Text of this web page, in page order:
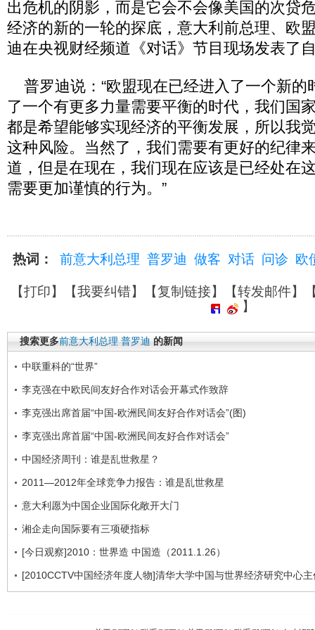
出危机的阴影，而是它会不会像美国的次贷
经济的新的一轮的探底，意大利前总理、欧
迪在央视财经频道《对话》节目现场发表了
普罗迪说：“欧盟现在已经进入了一个新的
了一个有更多力量需要平衡的时代，我们国
都是希望能够实现经济的平衡发展，所以我
这种风险。当然了，我们需要有更好的纪律
道，但是在现在，我们现在应该是已经处在
需要更加谨慎的行为。”
热词： 前意大利总理 普罗迪 做客 对话 问诊 欧
【打印】【我要纠错】【复制链接】【转发邮件】
】
搜索更多前意大利总理 普罗迪 的新闻
中联重科的“世界”
李克强在中欧民间友好合作对话会开幕式作致辞
李克强出席首届“中国-欧洲民间友好合作对话会”(图)
李克强出席首届“中国-欧洲民间友好合作对话会”
中国经济周刊：谁是乱世救星？
2011—2012年全球竞争力报告：谁是乱世救星
意大利愿为中国企业国际化敞开大门
湘企走向国际要有三项硬指标
[今日观察]2010：世界造 中国造（2011.1.26）
[2010CCTV中国经济年度人物]清华大学中国与世界经济研究中心